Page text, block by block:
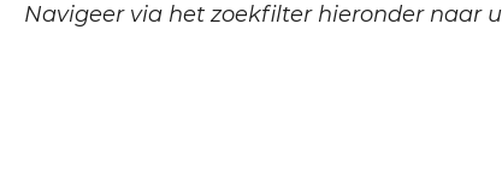
Navigeer via het zoekfilter hieronder naar